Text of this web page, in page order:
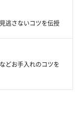
ねんじゃない犬のス
逃さないコツを伝授
どお手入れのコツを